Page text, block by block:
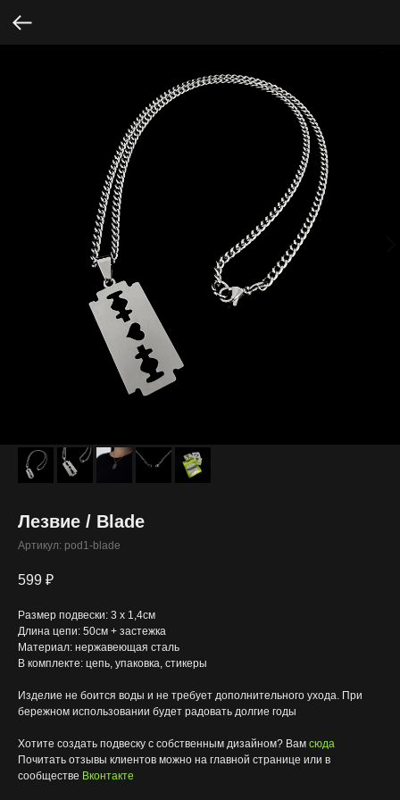
Лезвие / Blade
Артикул: pod1-blade
599 ₽
Размер подвески: 3 х 1,4см
Длина цепи: 50см + застежка
Материал: нержавеющая сталь
В комплекте: цепь, упаковка, стикеры
Изделие не боится воды и не требует дополнительного ухода. При
бережном использовании будет радовать долгие годы
Хотите создать подвеску с собственным дизайном? Вам сюда
Почитать отзывы клиентов можно на главной странице или в
сообществе Вконтакте